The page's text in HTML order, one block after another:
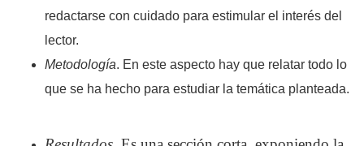
redactarse con cuidado para estimular el interés del
lector.
Metodología. En este aspecto hay que relatar todo lo
que se ha hecho para estudiar la temática planteada.